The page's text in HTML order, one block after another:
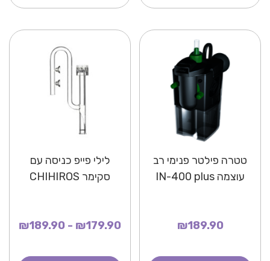
טטרה פילטר פנימי רב
עוצמה IN-400 plus
₪189.90
לילי פייפ כניסה עם
סקימר CHIHIROS
₪179.90 - ₪189.90